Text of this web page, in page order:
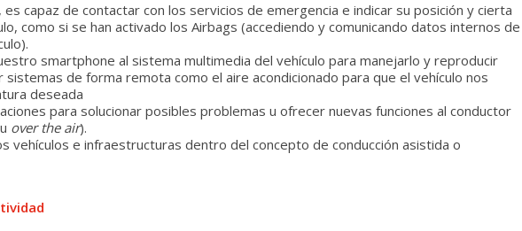
es capaz de contactar con los servicios de emergencia e indicar su posición y cierta
como si se han activado los Airbags (accediendo y comunicando datos internos de
smartphone al sistema multimedia del vehículo para manejarlo y reproducir
de forma remota como el aire acondicionado para que el vehículo nos
deseada
para solucionar posibles problemas u ofrecer nuevas funciones al conductor
over the air).
vehículos e infraestructuras dentro del concepto de conducción asistida o